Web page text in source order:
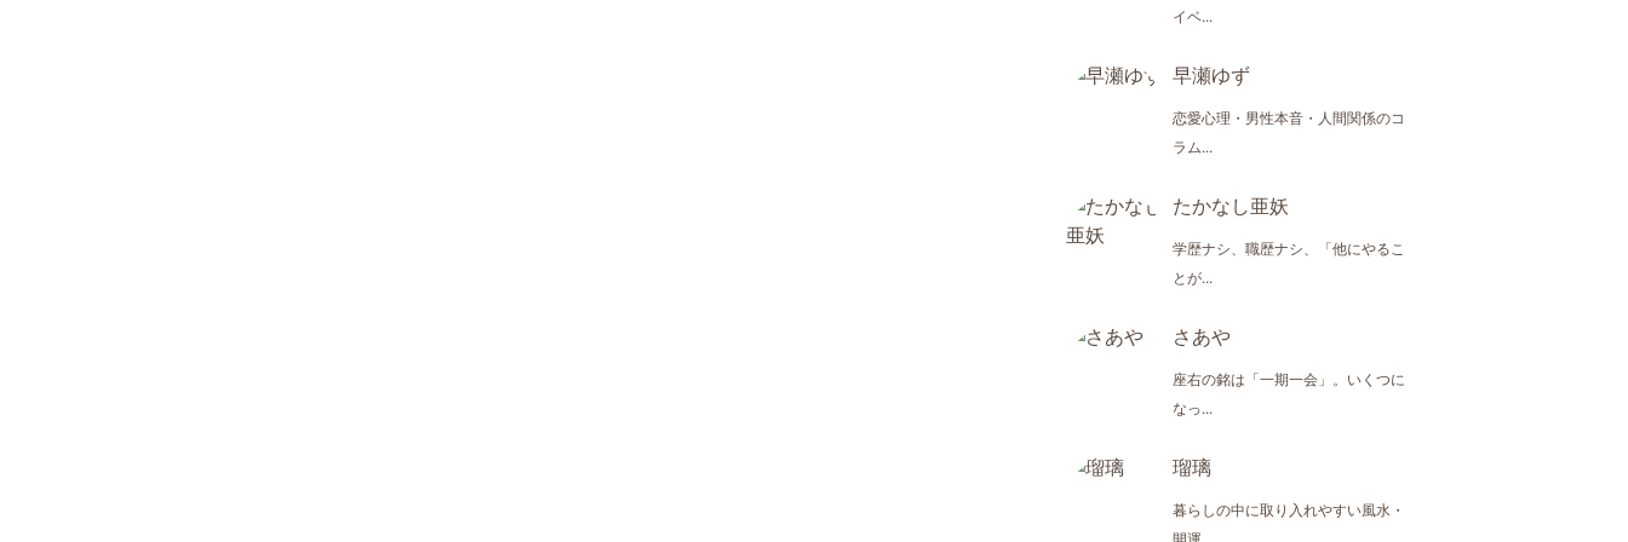
イベ...
早瀬ゆず
恋愛心理・男性本音・人間関係のコ
ラム...
たかなし亜妖
学歴ナシ、職歴ナシ、「他にやるこ
とが...
さあや
座右の銘は「一期一会」。いくつに
なっ...
瑠璃
暮らしの中に取り入れやすい風水・